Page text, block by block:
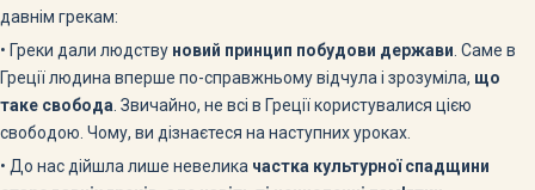
давнім грекам:
• Греки дали людству новий принцип побудови держави . Саме в
Греції людина вперше по-справжньому відчула і зрозуміла, що
таке свобода . Звичайно, не всі в Греції користувалися цією
свободою. Чому, ви дізнаєтеся на наступних уроках.
• До нас дійшла лише невелика частка культурної спадщини